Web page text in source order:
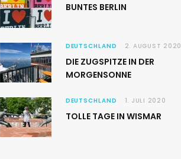
BUNTES BERLIN
DEUTSCHLAND 2. AUGUST 2020
DIE ZUGSPITZE IN DER
MORGENSONNE
DEUTSCHLAND 1. JULI 2020
TOLLE TAGE IN WISMAR